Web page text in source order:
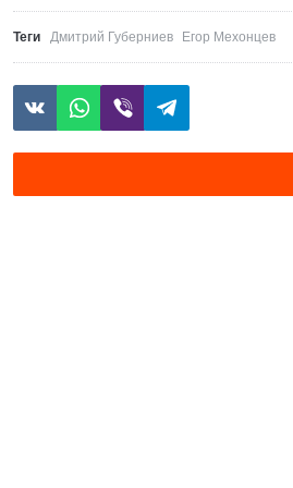
Теги Дмитрий Губерниев Егор Мехонцев